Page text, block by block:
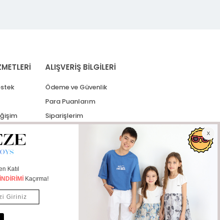
ALIŞVERİŞ BİLGİLERİ
Ödeme ve Güvenlik
Para Puanlarım
Siparişlerim